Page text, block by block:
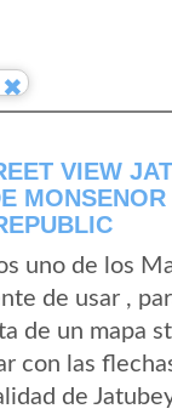
VIEW
uno de los
de usar ,
de un mapa
con las
de